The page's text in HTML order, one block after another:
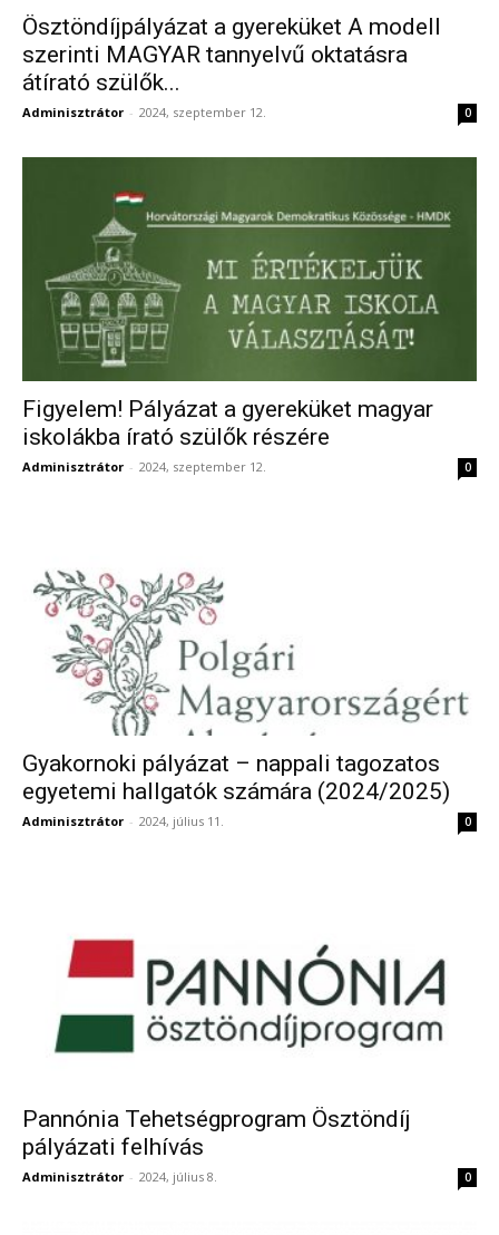
Ösztöndíjpályázat a gyereküket A modell
szerinti MAGYAR tannyelvű oktatásra
átírató szülők...
Adminisztrátor - 2024, szeptember 12. 0
Figyelem! Pályázat a gyereküket magyar
iskolákba írató szülők részére
Adminisztrátor - 2024, szeptember 12. 0
Gyakornoki pályázat – nappali tagozatos
egyetemi hallgatók számára (2024/2025)
Adminisztrátor - 2024, július 11. 0
Pannónia Tehetségprogram Ösztöndíj
pályázati felhívás
Adminisztrátor - 2024, július 8. 0